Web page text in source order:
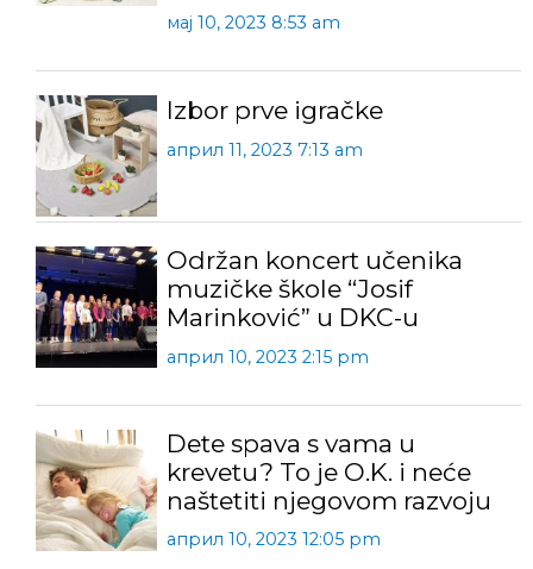
мај 10, 2023 8:53 am
Izbor prve igračke
април 11, 2023 7:13 am
Održan koncert učenika
muzičke škole “Josif
Marinković” u DKC-u
април 10, 2023 2:15 pm
Dete spava s vama u
krevetu? To je O.K. i neće
naštetiti njegovom razvoju
април 10, 2023 12:05 pm